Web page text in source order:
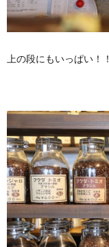
上の段にもいっぱい！！